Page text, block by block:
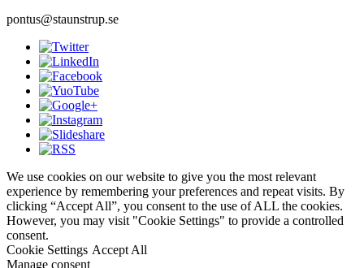
pontus@staunstrup.se
We use cookies on our website to give you the most relevant
experience by remembering your preferences and repeat visits. By
clicking “Accept All”, you consent to the use of ALL the cookies.
However, you may visit "Cookie Settings" to provide a controlled
consent.
Cookie Settings Accept All
Manage consent